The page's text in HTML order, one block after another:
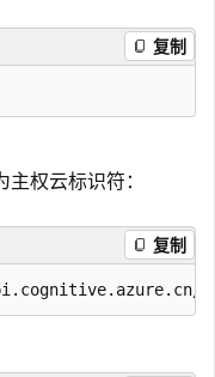
复制
权云标识符：
复制